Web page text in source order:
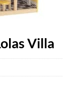
Villa